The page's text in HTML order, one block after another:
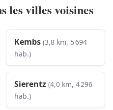
les villes voisines
Kembs (3,8 km, 5 694
hab.)
Sierentz (4,0 km, 4 296
hab.)